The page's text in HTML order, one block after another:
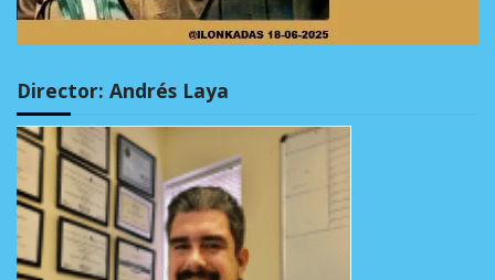
Director: Andrés Laya